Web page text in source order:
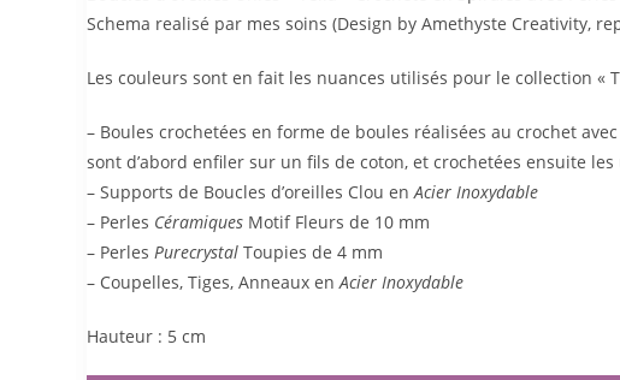
Schema realisé par mes soins (Design by Amethyste Creativity,
Les couleurs sont en fait les nuances utilisés pour le collection
– Boules crochetées en forme de boules réalisées au crochet
sont d’abord enfiler sur un fils de coton, et crochetées ensuite
– Supports de Boucles d’oreilles Clou enAcier Inoxydable
– Perles Céramiques Motif Fleurs de 10 mm
– Perles Purecrystal Toupies de 4 mm
– Coupelles, Tiges, Anneaux enAcier Inoxydable
Hauteur : 5 cm